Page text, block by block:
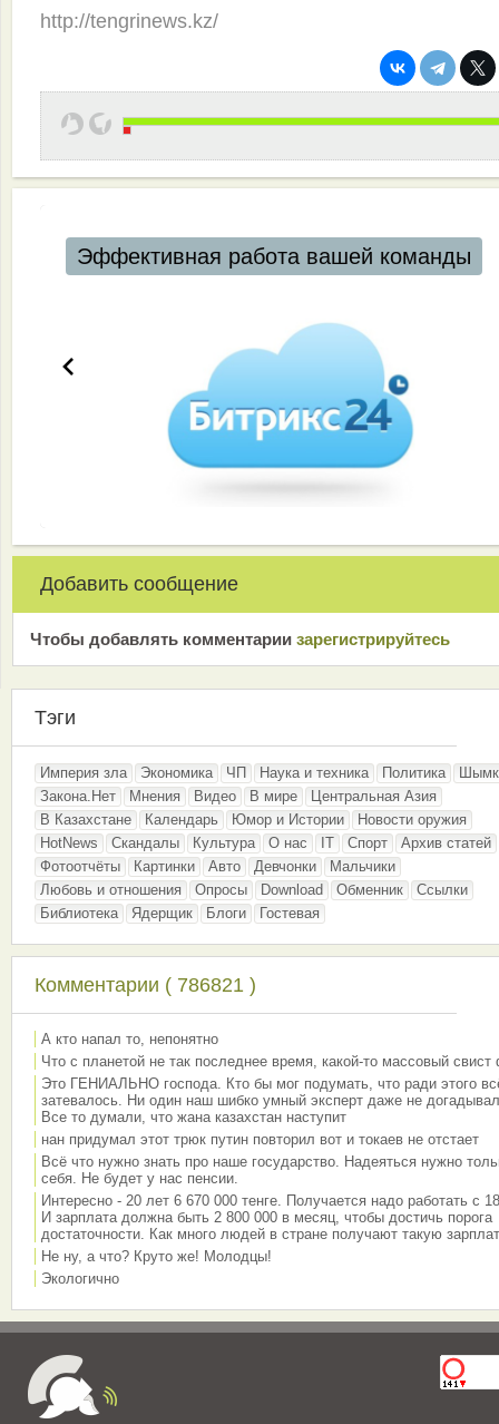
http://tengrinews.kz/
Эффективная работа вашей команды
Добавить сообщение
Чтобы добавлять комментарии зарeгиcтрирyйтeсь
Тэги
Империя зла Экономика ЧП Наука и техника Политика
Закона.Нет
Мнения Видео В мире
Центральная Азия
В Казахстане
Календарь Юмор и Истории
Новости оружия
HotNews
Скандалы Культура О нас IT Спорт
Архив статей
Фотоотчёты
Картинки Авто Девчонки
Мальчики
Любовь и отношения
Опросы Download Обменник
Ссылки
Библиотека
Ядерщик Блоги Гостевая
Комментарии ( 786821 )
А кто напал то, непонятно
Что с планетой не так последнее время, какой-то массовый свист
Это ГЕНИАЛЬНО господа. Кто бы мог подумать, что ради этого
затевалось. Ни один наш шибко умный эксперт даже не
Все то думали, что жана казахстан наступит
нан придумал этот трюк путин повторил вот и токаев не отстает
Всё что нужно знать про наше государство. Надеяться нужно
себя. Не будет у нас пенсии.
Интересно - 20 лет 6 670 000 тенге. Получается надо работать с
И зарплата должна быть 2 800 000 в месяц, чтобы достичь порога
достаточности. Как много людей в стране получают такую
Не ну, а что? Круто же! Молодцы!
Экологично